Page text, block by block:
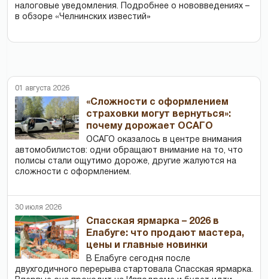
налоговые уведомления. Подробнее о нововведениях –
в обзоре «Челнинских известий»
01 августа 2026
«Сложности с оформлением
страховки могут вернуться»:
почему дорожает ОСАГО
ОСАГО оказалось в центре внимания
автомобилистов: одни обращают внимание на то, что
полисы стали ощутимо дороже, другие жалуются на
сложности с оформлением.
30 июля 2026
Спасская ярмарка – 2026 в
Елабуге: что продают мастера,
цены и главные новинки
В Елабуге сегодня после
двухгодичного перерыва стартовала Спасская ярмарка.